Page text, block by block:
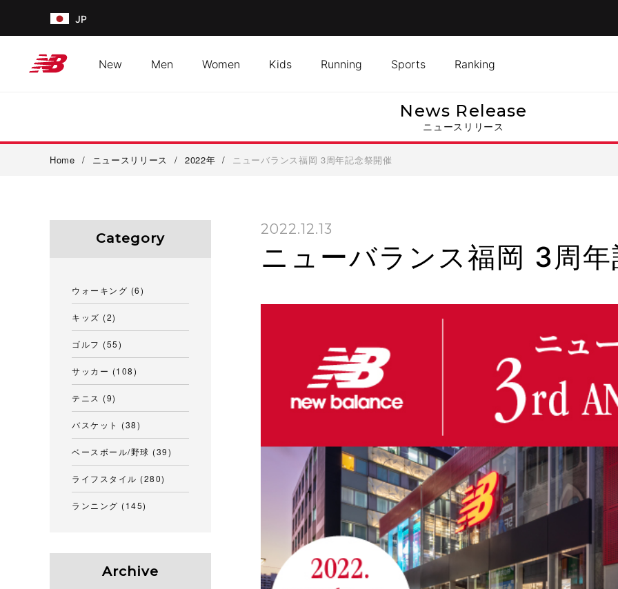
JP
New Men Women Kids Running Sports Ranking
News Release
ニュースリリース
Home / ニュースリリース / 2022年 / ニューバランス福岡 3周年記念祭開催
2022.12.13
ニューバランス福岡 3周
Category
ウォーキング (6)
キッズ (2)
ゴルフ (55)
サッカー (108)
テニス (9)
バスケット (38)
ベースボール/野球 (39)
ライフスタイル (280)
ランニング (145)
Archive